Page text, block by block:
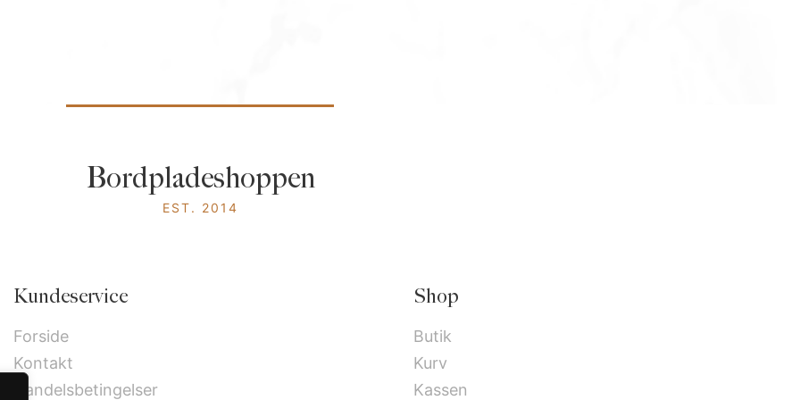
Bordpladeshoppen
EST. 2014
Kundeservice
Forside
Kontakt
Handelsbetingelser
Shop
Butik
Kurv
Kassen